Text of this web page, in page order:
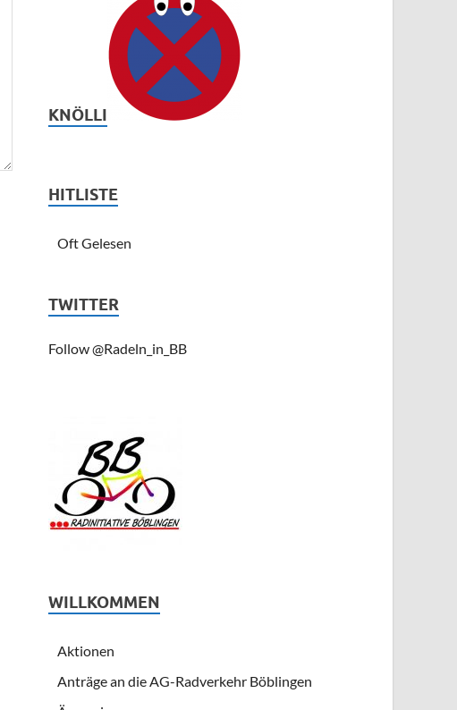
KNÖLLI
HITLISTE
Oft Gelesen
TWITTER
Follow @Radeln_in_BB
WILLKOMMEN
Aktionen
Anträge an die AG-Radverkehr Böblingen